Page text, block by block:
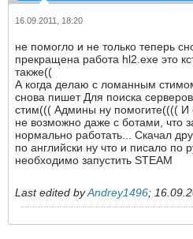
16.09.2011, 18:20
не помогло и не только теперь
прекращена работа hl2.exe это
также((
А когда делаю с ломанным
снова пишет Для поиска
стим((( Админы ну помогите((((
не возможно даже с ботами, что
нормально работать... Скачал
по английски ну что и писало по
необходимо запустить STEAM
Last edited byAndrey1496;